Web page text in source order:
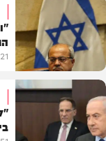
משטרה
פוליטי